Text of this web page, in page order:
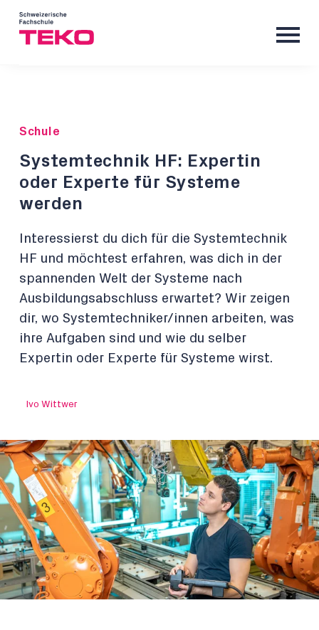
Schule
Systemtechnik HF: Expertin
oder Experte für Systeme
werden
Interessierst du dich für die Systemtechnik
HF und möchtest erfahren, was dich in der
spannenden Welt der Systeme nach
Ausbildungsabschluss erwartet? Wir zeigen
dir, wo Systemtechniker/innen arbeiten, was
ihre Aufgaben sind und wie du selber
Expertin oder Experte für Systeme wirst.
Ivo Wittwer